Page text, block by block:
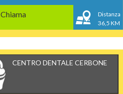
Chiama
Distanza
36,5 KM
CENTRO DENTALE CERBONE